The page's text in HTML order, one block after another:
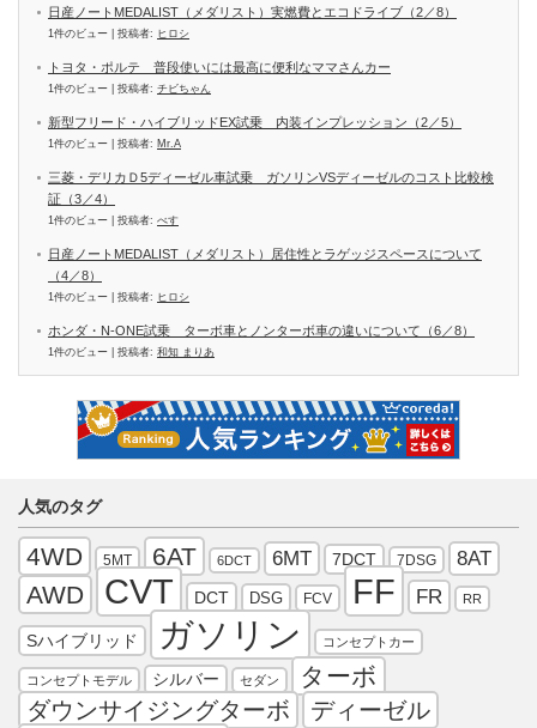
日産ノートMEDALIST（メダリスト）実燃費とエコドライブ（2／8）
1件のビュー 投稿者: ヒロシ
トヨタ・ポルテ 普段使いには最高に便利なママさんカー
1件のビュー 投稿者: チビちゃん
新型フリード・ハイブリッドEX試乗 内装インプレッション（2／5）
1件のビュー 投稿者: Mr.A
三菱・デリカＤ5ディーゼル車試乗 ガソリンVSディーゼルのコスト比較検
証（3／4）
1件のビュー 投稿者: べす
日産ノートMEDALIST（メダリスト）居住性とラゲッジスペースについて
（4／8）
1件のビュー 投稿者: ヒロシ
ホンダ・N-ONE試乗 ターボ車とノンターボ車の違いについて（6／8）
1件のビュー 投稿者: 和知 まりあ
人気のタグ
4WD 5MT 6AT 6DCT 6MT 7DCT 7DSG 8AT
AWD CVT DCT DSG FCV FF FR RR
Sハイブリッド ガソリン コンセプトカー
コンセプトモデル シルバー セダン ターボ
ダウンサイジングターボ ディーゼル